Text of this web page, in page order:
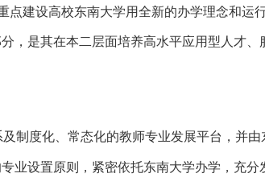
点建设高校东南大学用全新的办学理念和运
，是其在本二层面培养高水平应用型人才
制度化、常态化的教师专业发展平台，并
业设置原则，紧密依托东南大学办学，充分